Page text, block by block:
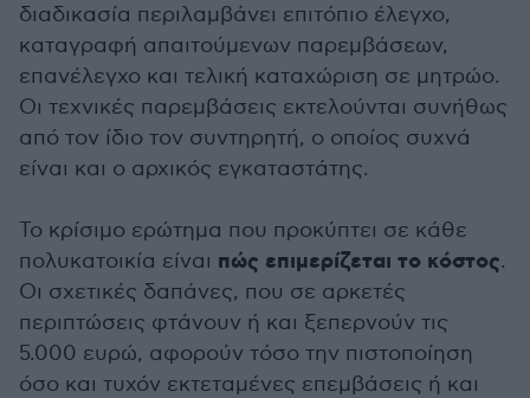
διαδικασία περιλαμβάνει επιτόπιο έλεγχο,
καταγραφή απαιτούμενων παρεμβάσεων,
επανέλεγχο και τελική καταχώριση σε μητρώο.
Οι τεχνικές παρεμβάσεις εκτελούνται συνήθως
από τον ίδιο τον συντηρητή, ο οποίος συχνά
είναι και ο αρχικός εγκαταστάτης.
Το κρίσιμο ερώτημα που προκύπτει σε κάθε
πολυκατοικία είναι πώς επιμερίζεται το κόστος.
Οι σχετικές δαπάνες, που σε αρκετές
περιπτώσεις φτάνουν ή και ξεπερνούν τις
5.000 ευρώ, αφορούν τόσο την πιστοποίηση
όσο και τυχόν εκτεταμένες επεμβάσεις ή και